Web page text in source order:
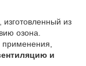
изготовленный из
озона.
и